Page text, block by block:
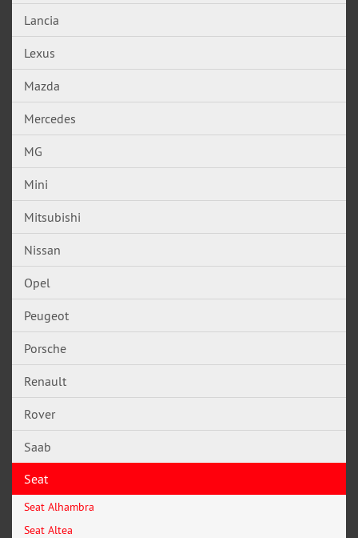
Lancia
Lexus
Mazda
Mercedes
MG
Mini
Mitsubishi
Nissan
Opel
Peugeot
Porsche
Renault
Rover
Saab
Seat
Seat Alhambra
Seat Altea